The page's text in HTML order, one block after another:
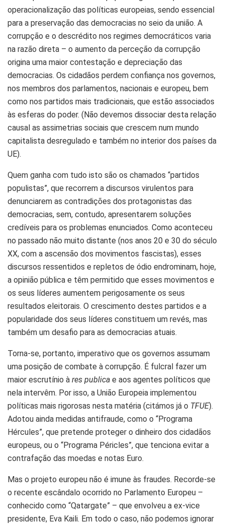
operacionalização das políticas europeias, sendo essencial
para a preservação das democracias no seio da união. A
corrupção e o descrédito nos regimes democráticos varia
na razão direta – o aumento da perceção da corrupção
origina uma maior contestação e depreciação das
democracias. Os cidadãos perdem confiança nos governos,
nos membros dos parlamentos, nacionais e europeu, bem
como nos partidos mais tradicionais, que estão associados
às esferas do poder. (Não devemos dissociar desta relação
causal as assimetrias sociais que crescem num mundo
capitalista desregulado e também no interior dos países da
UE).
Quem ganha com tudo isto são os chamados “partidos
populistas”, que recorrem a discursos virulentos para
denunciarem as contradições dos protagonistas das
democracias, sem, contudo, apresentarem soluções
credíveis para os problemas enunciados. Como aconteceu
no passado não muito distante (nos anos 20 e 30 do século
XX, com a ascensão dos movimentos fascistas), esses
discursos ressentidos e repletos de ódio endrominam, hoje,
a opinião pública e têm permitido que esses movimentos e
os seus líderes aumentem perigosamente os seus
resultados eleitorais. O crescimento destes partidos e a
popularidade dos seus líderes constituem um revés, mas
também um desafio para as democracias atuais.
Torna-se, portanto, imperativo que os governos assumam
uma posição de combate à corrupção. É fulcral fazer um
maior escrutínio à res publica e aos agentes políticos que
nela intervêm. Por isso, a União Europeia implementou
políticas mais rigorosas nesta matéria (citámos já o TFUE).
Adotou ainda medidas antifraude, como o “Programa
Hércules”, que pretende proteger o dinheiro dos cidadãos
europeus, ou o “Programa Péricles”, que tenciona evitar a
contrafação das moedas e notas Euro.
Mas o projeto europeu não é imune às fraudes. Recorde-se
o recente escândalo ocorrido no Parlamento Europeu –
conhecido como “Qatargate” – que envolveu a ex-vice
presidente, Eva Kaili. Em todo o caso, não podemos ignorar